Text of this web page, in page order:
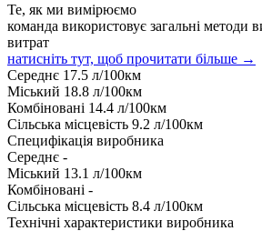
Те, як ми вимірюємо
команда використовує загальні методи
витрат
натисніть тут, щоб прочитати більше →
Середнє 17.5 л/100км
Міський 18.8 л/100км
Комбіновані 14.4 л/100км
Сільська місцевість 9.2 л/100км
Специфікація виробника
Середнє -
Міський 13.1 л/100км
Комбіновані -
Сільська місцевість 8.4 л/100км
Технічні характеристики виробника